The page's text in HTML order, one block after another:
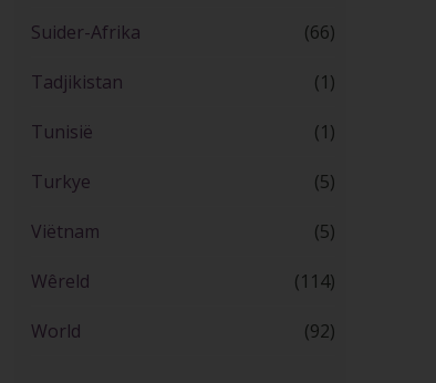
Suider-Afrika (66)
Tadjikistan (1)
Tunisië (1)
Turkye (5)
Viëtnam (5)
Wêreld (114)
World (92)